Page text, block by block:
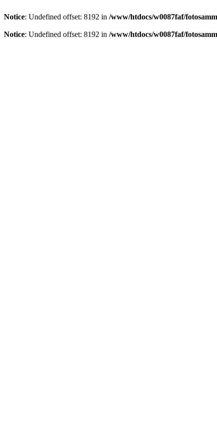
Notice: Undefined offset: 8192 in /www/htdocs/w0087faf/
Notice: Undefined offset: 8192 in /www/htdocs/w0087faf/